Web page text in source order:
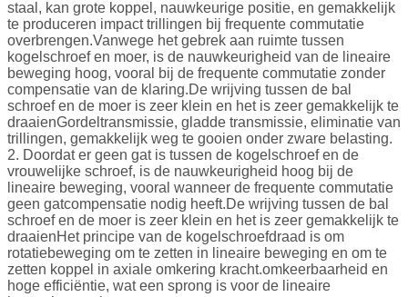
staal, kan grote koppel, nauwkeurige positie, en gemakkelijk
te produceren impact trillingen bij frequente commutatie
overbrengen.Vanwege het gebrek aan ruimte tussen
kogelschroef en moer, is de nauwkeurigheid van de lineaire
beweging hoog, vooral bij de frequente commutatie zonder
compensatie van de klaring.De wrijving tussen de bal
schroef en de moer is zeer klein en het is zeer gemakkelijk te
draaienGordeltransmissie, gladde transmissie, eliminatie van
trillingen, gemakkelijk weg te gooien onder zware belasting.
2. Doordat er geen gat is tussen de kogelschroef en de
vrouwelijke schroef, is de nauwkeurigheid hoog bij de
lineaire beweging, vooral wanneer de frequente commutatie
geen gatcompensatie nodig heeft.De wrijving tussen de bal
schroef en de moer is zeer klein en het is zeer gemakkelijk te
draaienHet principe van de kogelschroefdraad is om
rotatiebeweging om te zetten in lineaire beweging en om te
zetten koppel in axiale omkering kracht.omkeerbaarheid en
hoge efficiëntie, wat een sprong is voor de lineaire